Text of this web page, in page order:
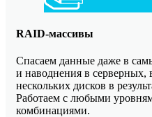
RAID-массивы
Спасаем данные даже в
и наводнения в серверных,
нескольких дисков в
Работаем с любыми
комбинациями.